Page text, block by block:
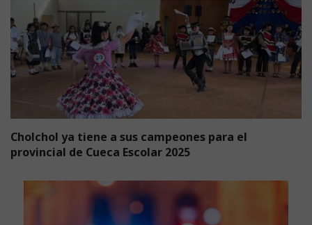
Cholchol ya tiene a sus campeones para el
provincial de Cueca Escolar 2025